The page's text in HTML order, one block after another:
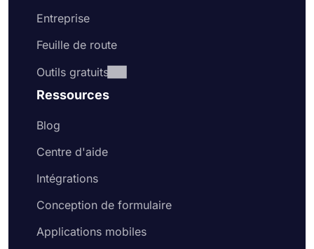
Entreprise
Feuille de route
Outils gratuits
Ressources
Blog
Centre d'aide
Intégrations
Conception de formulaire
Applications mobiles